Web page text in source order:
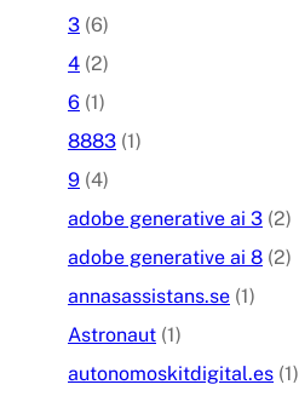
3 (6)
4 (2)
6 (1)
8883 (1)
9 (4)
adobe generative ai 3 (2)
adobe generative ai 8 (2)
annasassistans.se (1)
Astronaut (1)
autonomoskitdigital.es (1)